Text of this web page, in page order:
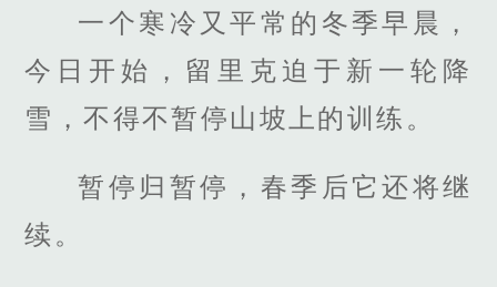
一个寒冷又平常的冬季早晨，
今日开始，留里克迫于新一轮降
雪，不得不暂停山坡上的训练。
暂停归暂停，春季后它还将继
续。